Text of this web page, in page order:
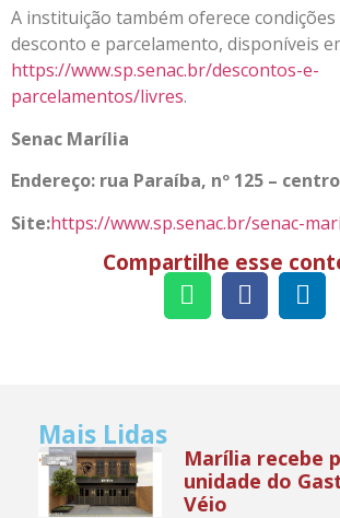
A instituição também oferece condições
desconto e parcelamento, disponíveis
https://www.sp.senac.br/descontos-e-
parcelamentos/livres.
Senac Marília
Endereço: rua Paraíba, nº 125 –
Site:https://www.sp.senac.br/senac-
Compartilhe esse
Mais Lidas
Marília recebe
unidade do
Véio